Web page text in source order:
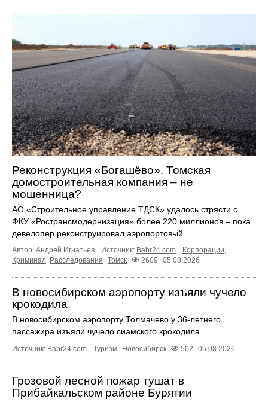
Реконструкция «Богашёво». Томская
домостроительная компания – не
мошенница?
АО «Строительное управление ТДСК» удалось стрясти с
ФКУ «Ространсмодернизация» более 220 миллионов – пока
девелопер реконструировал аэропортовый ...
Автор: Андрей Игнатьев. Источник: Babr24.com Корпорации
Криминал, Расследования Томск 2609 05.08.2026
В новосибирском аэропорту изъяли чучело
крокодила
В новосибирском аэропорту Толмачево у 36-летнего
пассажира изъяли чучело сиамского крокодила.
Источник: Babr24.com. Туризм Новосибирск 502 05.08.2026
Грозовой лесной пожар тушат в
Прибайкальском районе Бурятии